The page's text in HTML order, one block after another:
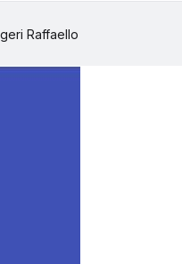
Raffaello